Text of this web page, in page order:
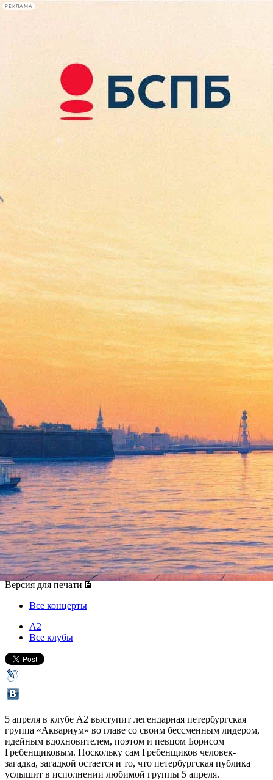
РЕКЛАМА
Сегодня:
2026.08.08
18:47
Афиша Plus
«Аквариум» сыграет
весенний концерт в
Петербурге
05 апреля 2015, воскресенье
Версия для печати
Все концерты
А2
Все клубы
5 апреля в клубе А2 выступит легендарная петербургская
группа «Аквариум» во главе со своим бессменным лидером,
идейным вдохновителем, поэтом и певцом Борисом
Гребенщиковым. Поскольку сам Гребенщиков человек-
загадка, загадкой остается и то, что петербургская публика
услышит в исполнении любимой группы 5 апреля.